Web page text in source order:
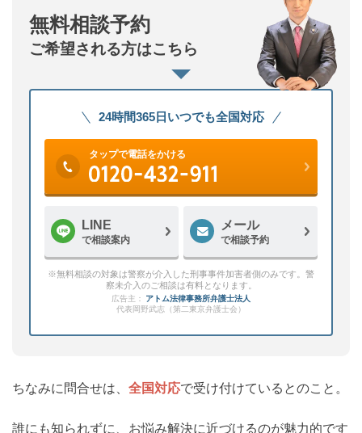
無料相談予約
ご希望される方はこちら
24時間365日いつでも全国対応
タップで電話をかける
LINE
で相談案内
メール
で相談予約
※無料相談の対象は警察が介入した刑事事件加害者側のみです。警
察未介入のご相談は有料となります。
広告主：
アトム法律事務所弁護士法人
代表岡野武志（第二東京弁護士会）
ちなみに問合せは、 全国対応で受け付けているとのこと。
誰にも知られずに、お悩み解決に近づけるのが魅力的です